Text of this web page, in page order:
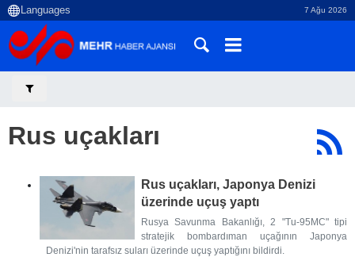
7 Ağu 2026
Rus uçakları
Rus uçakları, Japonya Denizi
üzerinde uçuş yaptı
Rusya Savunma Bakanlığı, 2 "Tu-95MC" tipi
stratejik bombardıman uçağının Japonya
Denizi'nin tarafsız suları üzerinde uçuş yaptığını bildirdi.